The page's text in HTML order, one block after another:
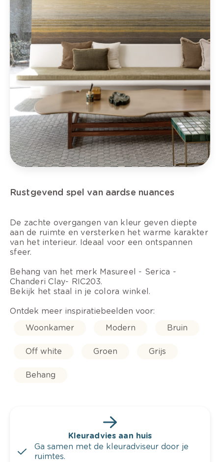
Rustgevend spel van aardse nuances
De zachte overgangen van kleur geven diepte
aan de ruimte en versterken het warme karakter
van het interieur. Ideaal voor een ontspannen
sfeer.
Behang van het merk Masureel - Serica -
Chanderi Clay- RIC203.
Bekijk het staal in je colora winkel.
Ontdek meer inspiratiebeelden voor:
Woonkamer
Modern Bruin
Off white Groen Grijs
Behang
Kleuradvies aan huis
Ga samen met de kleuradviseur door je
ruimtes.